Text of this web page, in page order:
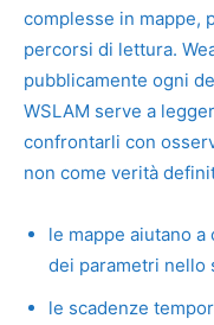
complesse in mappe,
percorsi di lettura.
pubblicamente ogni
WSLAM serve a
confrontarli con
non come verità
le mappe aiutano
dei parametri nello
le scadenze